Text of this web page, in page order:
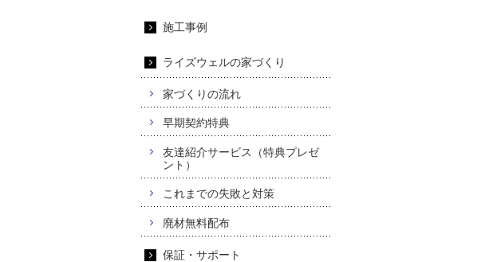
施工事例
ライズウェルの家づくり
家づくりの流れ
早期契約特典
友達紹介サービス（特典プレゼ
ント）
これまでの失敗と対策
廃材無料配布
保証・サポート